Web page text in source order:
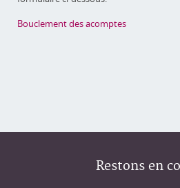
Bouclement des acomptes
Restons en